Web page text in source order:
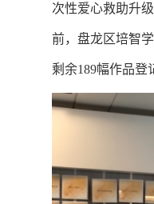
次性爱心救助升
前，盘龙区培智
剩余189幅作品登